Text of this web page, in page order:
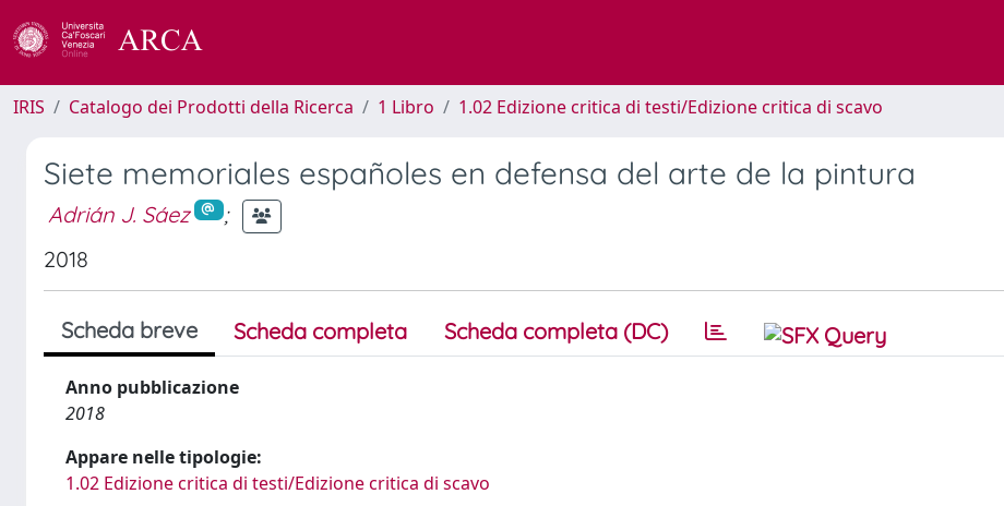
IRIS Catalogo dei Prodotti della Ricerca 1 Libro 1.02 Edizione critica di testi/Edizione critica di scavo
Siete memoriales españoles en defensa del arte de la pintura
Adrián J. Sáez
;
2018
Scheda breve Scheda completa Scheda completa (DC)
Anno pubblicazione
2018
Appare nelle tipologie:
1.02 Edizione critica di testi/Edizione critica di scavo